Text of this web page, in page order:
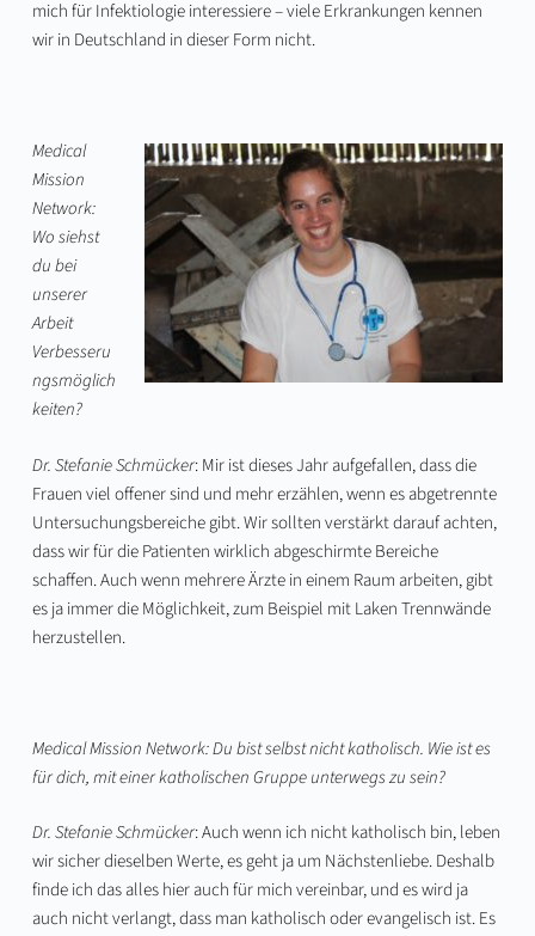
mich für Infektiologie interessiere – viele Erkrankungen kennen
wir in Deutschland in dieser Form nicht.
Medical
Mission
Network:
Wo siehst
du bei
unserer
Arbeit
Verbesseru
ngsmöglich
keiten?
Dr. Stefanie Schmücker: Mir ist dieses Jahr aufgefallen, dass die
Frauen viel offener sind und mehr erzählen, wenn es abgetrennte
Untersuchungsbereiche gibt. Wir sollten verstärkt darauf achten,
dass wir für die Patienten wirklich abgeschirmte Bereiche
schaffen. Auch wenn mehrere Ärzte in einem Raum arbeiten, gibt
es ja immer die Möglichkeit, zum Beispiel mit Laken Trennwände
herzustellen.
Medical Mission Network: Du bist selbst nicht katholisch. Wie ist es
für dich, mit einer katholischen Gruppe unterwegs zu sein?
Dr. Stefanie Schmücker: Auch wenn ich nicht katholisch bin, leben
wir sicher dieselben Werte, es geht ja um Nächstenliebe. Deshalb
finde ich das alles hier auch für mich vereinbar, und es wird ja
auch nicht verlangt, dass man katholisch oder evangelisch ist. Es